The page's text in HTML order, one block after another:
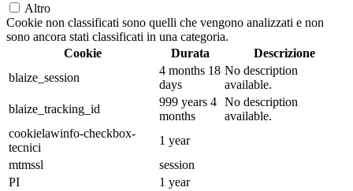
Altro
Cookie non classificati sono quelli che vengono analizzati e non
sono ancora stati classificati in una categoria.
Cookie
Durata
Descrizione
blaize_session
4 months 18
days
No description
available.
blaize_tracking_id
999 years 4
months
No description
available.
cookielawinfo-checkbox-
tecnici
1 year
mtmssl
session
PI
1 year